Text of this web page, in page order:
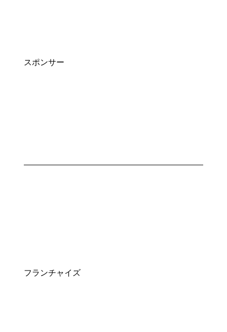
スポンサー
フランチャイズ